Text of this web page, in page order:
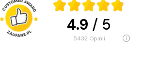
4.9 / 5
5432 opinii